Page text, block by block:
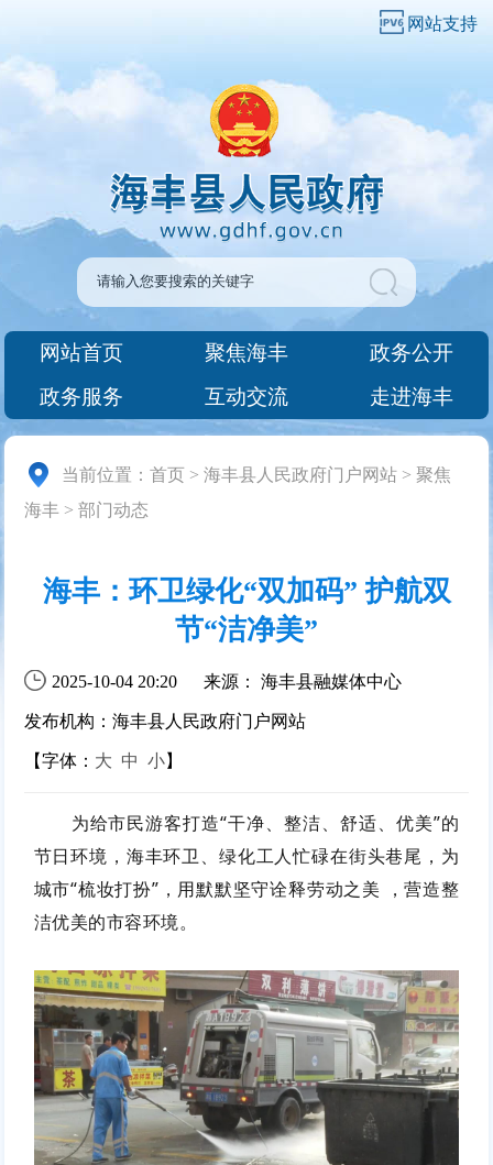
网站支持
网站首页 聚焦海丰
政务公开
政务服务
互动交流 走进海丰
当前位置：首页 >海丰县人民政府门户网站 >聚焦
海丰 >部门动态
海丰：环卫绿化“双加码” 护航双
节“洁净美”
2025-10-04 20:20 来源： 海丰县融媒体中心
发布机构：海丰县人民政府门户网站
【字体： 大 中 小】
为给市民游客打造“干净、整洁、舒适、优美”的
节日环境，海丰环卫、绿化工人忙碌在街头巷尾，为
城市“梳妆打扮”，用默默坚守诠释劳动之美 ，营造整
洁优美的市容环境。